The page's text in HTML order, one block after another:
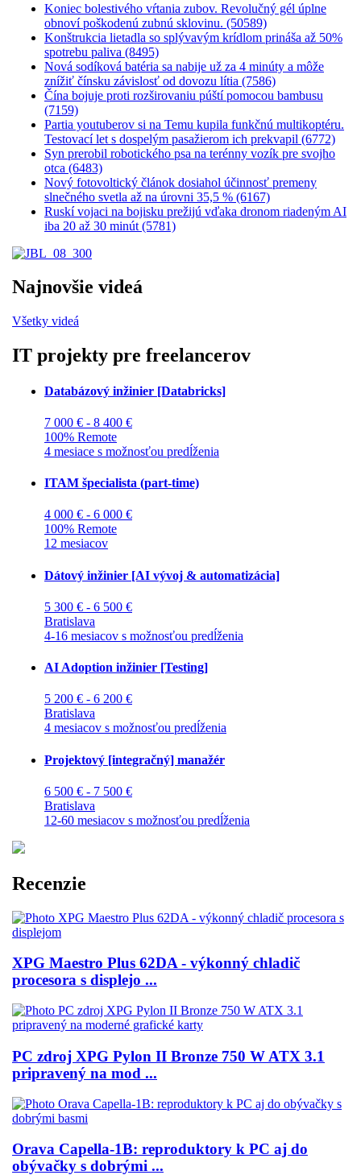
Koniec bolestivého vŕtania zubov. Revolučný gél úplne
obnoví poškodenú zubnú sklovinu. (50589)
Konštrukcia lietadla so splývavým krídlom prináša až 50%
spotrebu paliva (8495)
Nová sodíková batéria sa nabije už za 4 minúty a môže
znížiť čínsku závislosť od dovozu lítia (7586)
Čína bojuje proti rozširovaniu púští pomocou bambusu
(7159)
Partia youtuberov si na Temu kupila funkčnú multikoptéru.
Testovací let s dospelým pasažierom ich prekvapil (6772)
Syn prerobil robotického psa na terénny vozík pre svojho
otca (6483)
Nový fotovoltický článok dosiahol účinnosť premeny
slnečného svetla až na úrovni 35,5 % (6167)
Ruskí vojaci na bojisku prežijú vďaka dronom riadeným AI
iba 20 až 30 minút (5781)
Najnovšie videá
Všetky videá
IT projekty pre freelancerov
Databázový inžinier [Databricks]
7 000 € - 8 400 €
100% Remote
4 mesiace s možnosťou predĺženia
ITAM špecialista (part-time)
4 000 € - 6 000 €
100% Remote
12 mesiacov
Dátový inžinier [AI vývoj & automatizácia]
5 300 € - 6 500 €
Bratislava
4-16 mesiacov s možnosťou predĺženia
AI Adoption inžinier [Testing]
5 200 € - 6 200 €
Bratislava
4 mesiacov s možnosťou predĺženia
Projektový [integračný] manažér
6 500 € - 7 500 €
Bratislava
12-60 mesiacov s možnosťou predĺženia
Recenzie
XPG Maestro Plus 62DA - výkonný chladič
procesora s displejo ...
PC zdroj XPG Pylon II Bronze 750 W ATX 3.1
pripravený na mod ...
Orava Capella-1B: reproduktory k PC aj do
obývačky s dobrými ...